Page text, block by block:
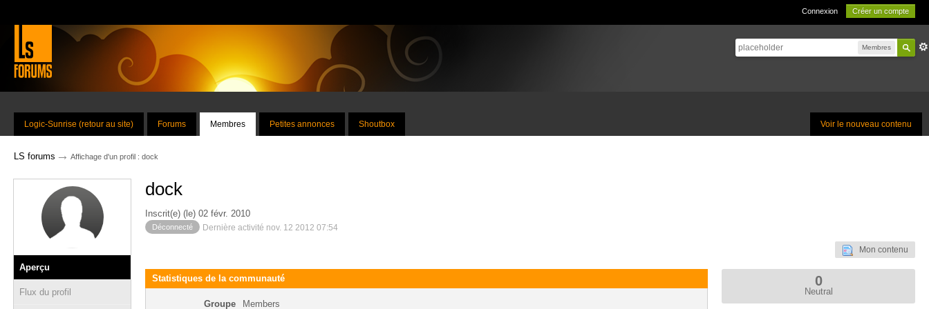
Connexion Créer un compte
Membres
Voir le nouveau contenu
Logic-Sunrise (retour au site) Forums Membres Petites annonces Shoutbox
LS forums → Affichage d'un profil : dock
Aperçu
Flux du profil
dock
Inscrit(e) (le) 02 févr. 2010
Déconnecté Dernière activité nov. 12 2012 07:54
Mon contenu
Statistiques de la communauté
Groupe Members
0
Neutral